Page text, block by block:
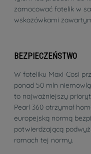
zamocować fotelik w
wskazówkami
BEZPIECZEŃSTWO
W foteliku Maxi-Cosi
ponad 50 mln
to najważniejszy
Pearl 360 otrzymał
europejską normą
potwierdzającą
ramach tej normy.